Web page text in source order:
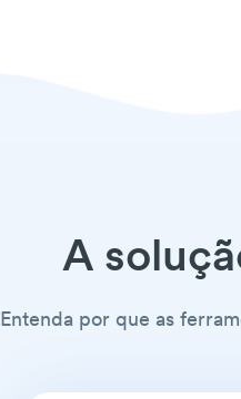
A
Entenda por que as